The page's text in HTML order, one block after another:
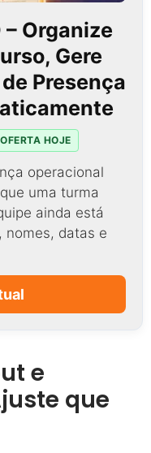
Organize
Gere
Presença
HOJE
operacional
uma turma
ainda está
nomes, datas e
e
que